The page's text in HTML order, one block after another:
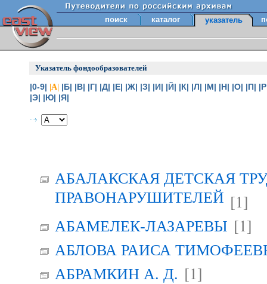
поиск каталог указатель
Указатель фондообразователей
|0-9| |А| |Б| |В| |Г| |Д| |Е| |Ж| |З| |И| |Й| |К| |Л| |М| |Н| |О| |П|
|Э| |Ю| |Я|
АБАЛАКСКАЯ ДЕТСКАЯ
ПРАВОНАРУШИТЕЛЕЙ [1]
АБАМЕЛЕК-ЛАЗАРЕВЫ [1]
АБЛОВА РАИСА
АБРАМКИН А. Д. [1]